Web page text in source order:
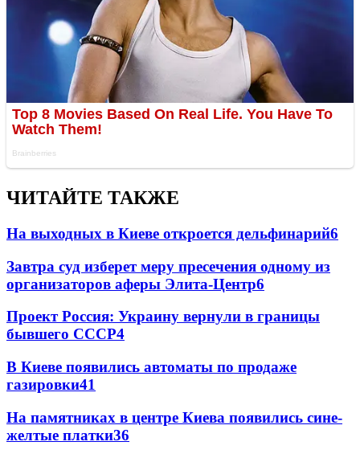
ЧИТАЙТЕ ТАКЖЕ
На выходных в Киеве откроется дельфинарий6
Завтра суд изберет меру пресечения одному из
организаторов аферы Элита-Центр6
Проект Россия: Украину вернули в границы
бывшего СССР4
В Киеве появились автоматы по продаже
газировки41
На памятниках в центре Киева появились сине-
желтые платки36